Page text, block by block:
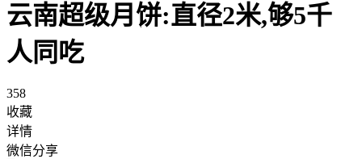
云南超级月饼:直径2米,够5千
人同吃
358
收藏
详情
微信分享